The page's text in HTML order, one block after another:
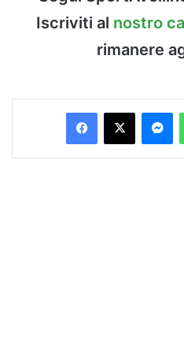
Iscriviti al nostro
rimanere
Facebook
X